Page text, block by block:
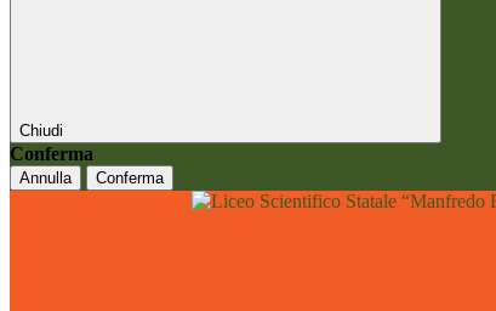
Chiudi
Conferma
Annulla Conferma